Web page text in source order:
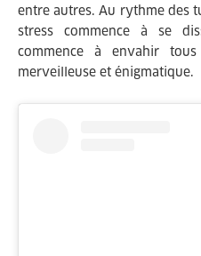
entre autres. Au rythme des
stress commence à se
commence à envahir
merveilleuse et énigmatique.